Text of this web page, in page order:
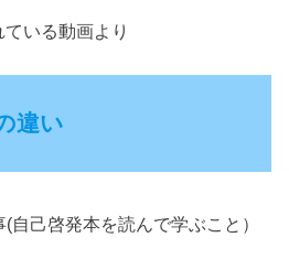
いる動画より
違い
自己啓発本を読んで学ぶこと）